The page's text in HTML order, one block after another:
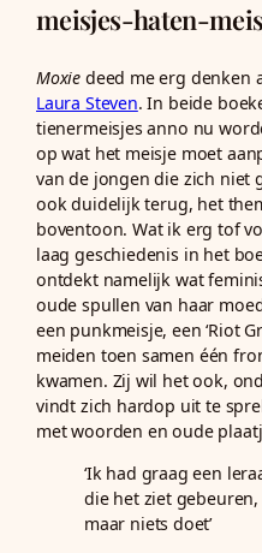
meisjes-haten-
Moxie deed me erg denken
Laura Steven. In beide
tienermeisjes anno nu
op wat het meisje moet
van de jongen die zich niet
ook duidelijk terug, het
boventoon. Wat ik erg tof
laag geschiedenis in het
ontdekt namelijk wat
oude spullen van haar
een punkmeisje, een ‘Riot
meiden toen samen één
kwamen. Zij wil het ook,
vindt zich hardop uit te
met woorden en oude
‘Ik had graag een
die het ziet
maar niets doet’